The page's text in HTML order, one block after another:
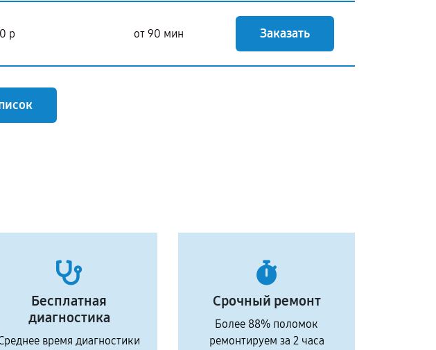
р от 90 мин Заказать
Бесплатная
диагностика
время диагностики
Срочный ремонт
Более 88% поломок
ремонтируем за 2 часа